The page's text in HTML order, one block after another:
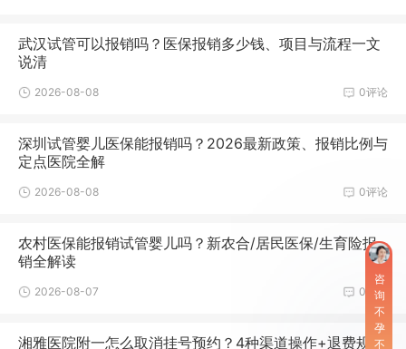
武汉试管可以报销吗？医保报销多少钱、项目与流程一文
说清
0评论
2026-08-08
深圳试管婴儿医保能报销吗？2026最新政策、报销比例与
定点医院全解
0评论
2026-08-08
农村医保能报销试管婴儿吗？新农合/居民医保/生育险报
销全解读
0评论
2026-08-07
湘雅医院附一怎么取消挂号预约？4种渠道操作+退费规则
咨
询
不
孕
不